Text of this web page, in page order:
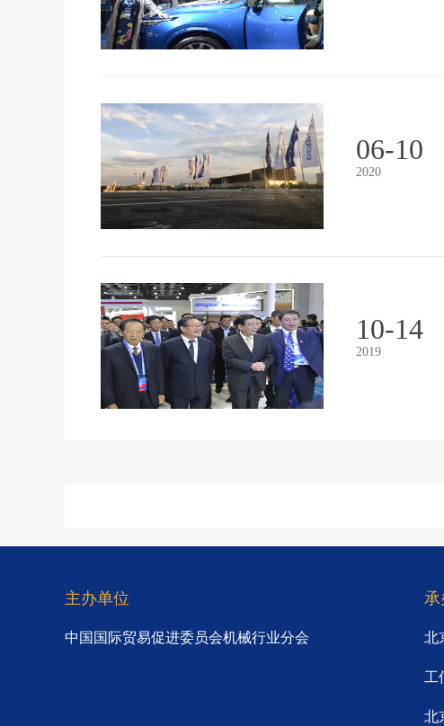
06-10
2020
10-14
2019
主办单位
中国国际贸易促进委员会机械行业分会
承
北
工
北